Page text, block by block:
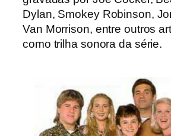
Dylan, Smokey Robinson,
Van Morrison, entre outros
como trilha sonora da série.